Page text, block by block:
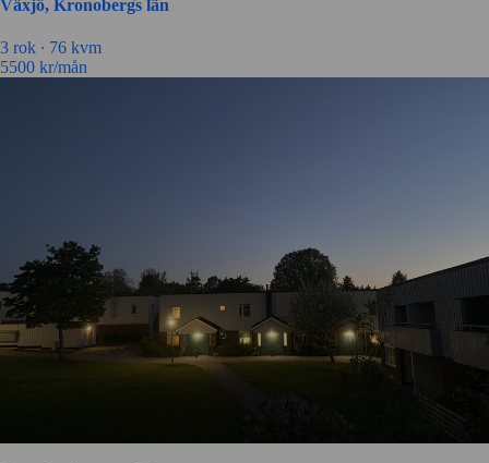
Växjö, Kronobergs län
3 rok ∙ 76 kvm
5500 kr/mån